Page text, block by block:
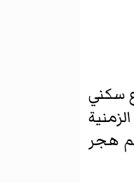
سكني
الزمنية
هجر